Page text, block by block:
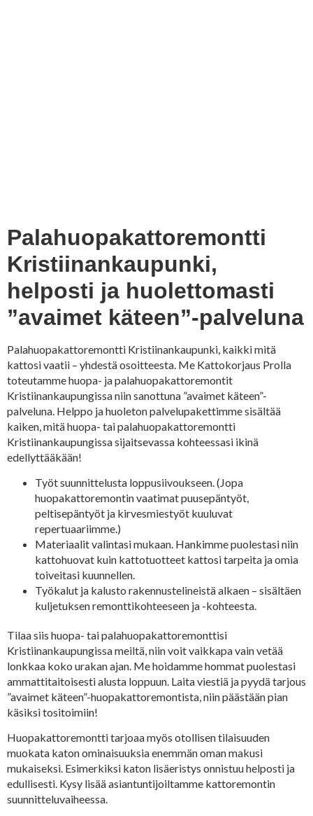
Palahuopakattoremontti
Kristiinankaupunki,
helposti ja huolettomasti
”avaimet käteen”-palveluna
Palahuopakattoremontti Kristiinankaupunki, kaikki mitä
kattosi vaatii – yhdestä osoitteesta. Me Kattokorjaus Prolla
toteutamme huopa- ja palahuopakattoremontit
Kristiinankaupungissa niin sanottuna ”avaimet käteen”-
palveluna. Helppo ja huoleton palvelupakettimme sisältää
kaiken, mitä huopa- tai palahuopakattoremontti
Kristiinankaupungissa sijaitsevassa kohteessasi ikinä
edellyttääkään!
Työt suunnittelusta loppusiivoukseen. (Jopa
huopakattoremontin vaatimat puusepäntyöt,
peltisepäntyöt ja kirvesmiestyöt kuuluvat
repertuaariimme.)
Materiaalit valintasi mukaan. Hankimme puolestasi niin
kattohuovat kuin kattotuotteet kattosi tarpeita ja omia
toiveitasi kuunnellen.
Työkalut ja kalusto rakennustelineistä alkaen – sisältäen
kuljetuksen remonttikohteeseen ja -kohteesta.
Tilaa siis huopa- tai palahuopakattoremonttisi
Kristiinankaupungissa meiltä, niin voit vaikkapa vain vetää
lonkkaa koko urakan ajan. Me hoidamme hommat puolestasi
ammattitaitoisesti alusta loppuun. Laita viestiä ja pyydä tarjous
”avaimet käteen”-huopakattoremontista, niin päästään pian
käsiksi tositoimiin!
Huopakattoremontti tarjoaa myös otollisen tilaisuuden
muokata katon ominaisuuksia enemmän oman makusi
mukaiseksi. Esimerkiksi katon lisäeristys onnistuu helposti ja
edullisesti. Kysy lisää asiantuntijoiltamme kattoremontin
suunnitteluvaiheessa.